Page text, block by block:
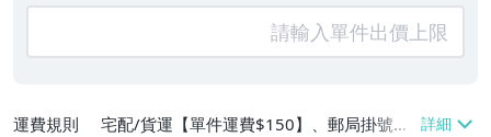
運費規則
宅配/貨運【單件運費$150】、郵局掛號